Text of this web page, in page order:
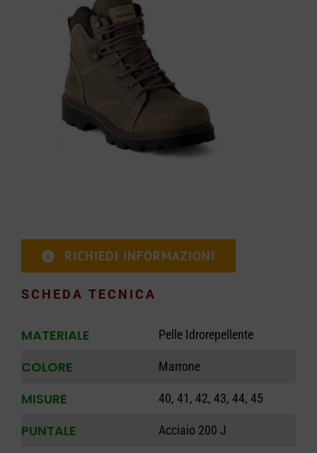
CARRELLO
RICHIEDI INFORMAZIONI
SCHEDA TECNICA
MATERIALE Pelle Idrorepellente
COLORE Marrone
MISURE 40, 41, 42, 43, 44, 45
PUNTALE Acciaio 200 J